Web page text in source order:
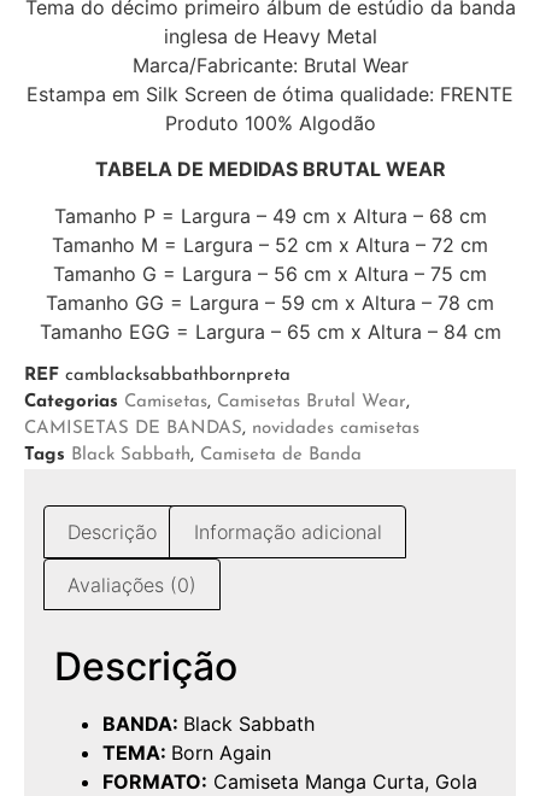
Tema do décimo primeiro álbum de estúdio da banda
inglesa de Heavy Metal
Marca/Fabricante: Brutal Wear
Estampa em Silk Screen de ótima qualidade: FRENTE
Produto 100% Algodão
TABELA DE MEDIDAS BRUTAL WEAR
Tamanho P = Largura – 49 cm x Altura – 68 cm
Tamanho M = Largura – 52 cm x Altura – 72 cm
Tamanho G = Largura – 56 cm x Altura – 75 cm
Tamanho GG = Largura – 59 cm x Altura – 78 cm
Tamanho EGG = Largura – 65 cm x Altura – 84 cm
REF camblacksabbathbornpreta
Categorias Camisetas, Camisetas Brutal Wear,
CAMISETAS DE BANDAS, novidades camisetas
Tags Black Sabbath, Camiseta de Banda
Descrição Informação adicional
Avaliações (0)
Descrição
BANDA: Black Sabbath
TEMA: Born Again
FORMATO: Camiseta Manga Curta, Gola